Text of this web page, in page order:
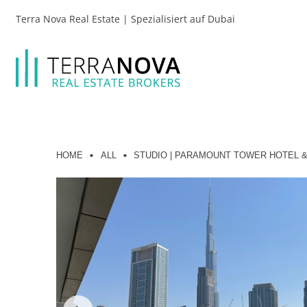
Terra Nova Real Estate | Spezialisiert auf Dubai
HOME ALL STUDIO | PARAMOUNT TOWER HOTEL